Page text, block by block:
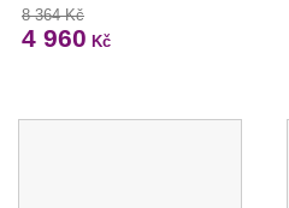
8 364 Kč
4 960 Kč